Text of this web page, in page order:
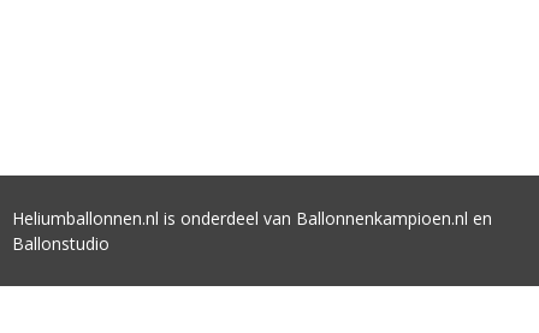
Heliumballonnen.nl is onderdeel van Ballonnenkampioen.nl en
Ballonstudio